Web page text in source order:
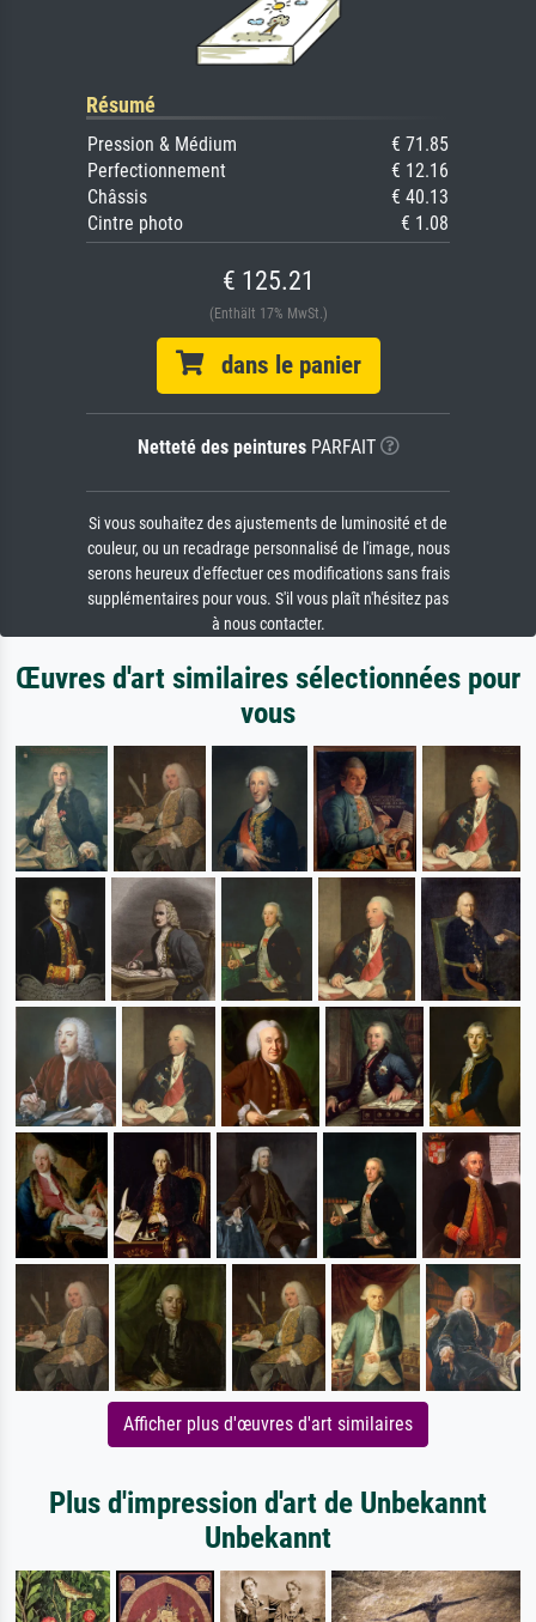
Résumé
Pression & Médium
€ 71.85
Perfectionnement
€ 12.16
Châssis
€ 40.13
Cintre photo
€ 1.08
€ 125.21
(Enthält 17% MwSt.)
dans le panier
Netteté des peinturesPARFAIT
Si vous souhaitez des ajustements de luminosité et de
couleur, ou un recadrage personnalisé de l'image, nous
serons heureux d'effectuer ces modifications sans frais
supplémentaires pour vous. S'il vous plaît n'hésitez pas
à nous contacter.
Œuvres d'art similaires sélectionnées pour
vous
Afficher plus d'œuvres d'art similaires
Plus d'impression d'art de Unbekannt
Unbekannt